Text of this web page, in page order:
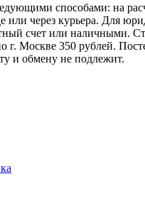
способами: на
или через курьера. Для
счет или наличными.
г. Москве 350 рублей.
и обмену не подлежит.